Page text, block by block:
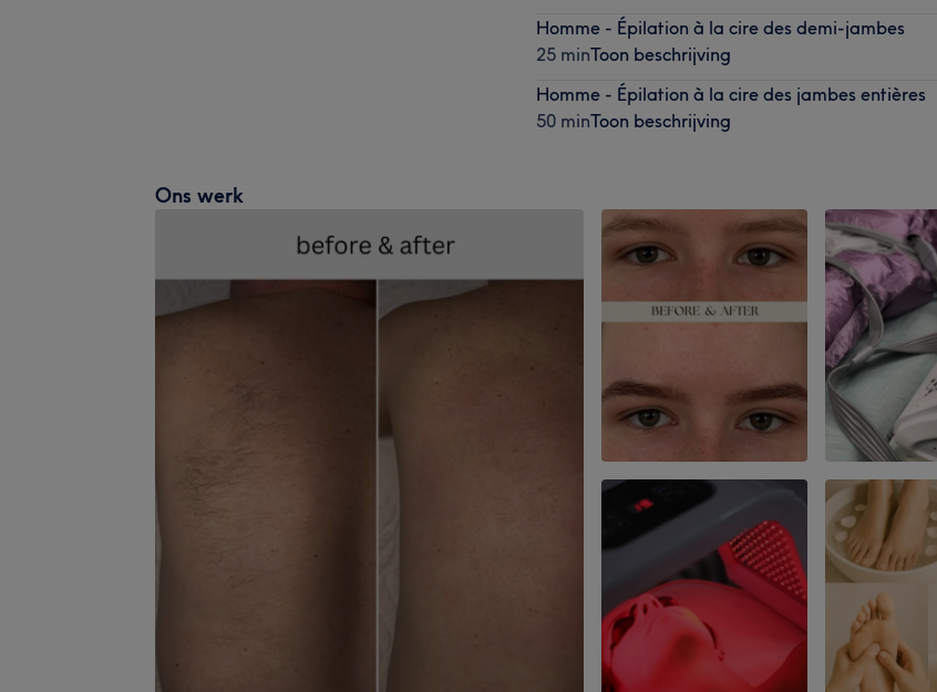
Homme - Épilation à la cire des demi-jambes
25 minToon beschrijving
Homme - Épilation à la cire des jambes entières
50 minToon beschrijving
Ons werk